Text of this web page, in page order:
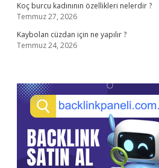
Koç burcu kadınının özellikleri nelerdir ?
Temmuz 27, 2026
Kaybolan cüzdan için ne yapılır ?
Temmuz 24, 2026